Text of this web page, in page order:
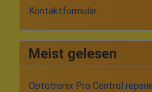
Kontaktformular
Meist gelesen
Optotronix Pro Control